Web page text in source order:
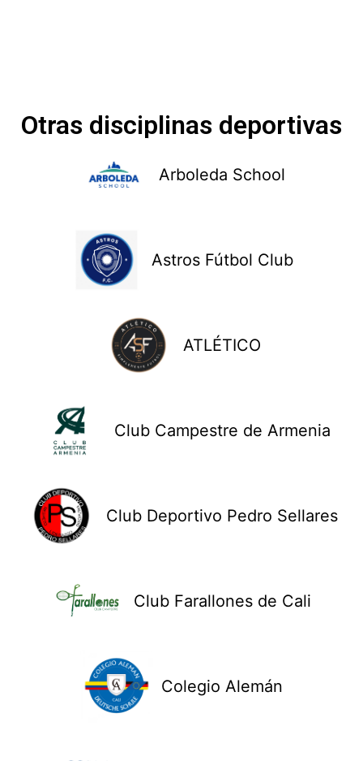
Otras disciplinas deportivas
Arboleda School
Astros Fútbol Club
ATLÉTICO
Club Campestre de Armenia
Club Deportivo Pedro Sellares
Club Farallones de Cali
Colegio Alemán